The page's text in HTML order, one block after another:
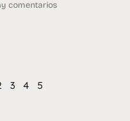
comentarios
3 4 5